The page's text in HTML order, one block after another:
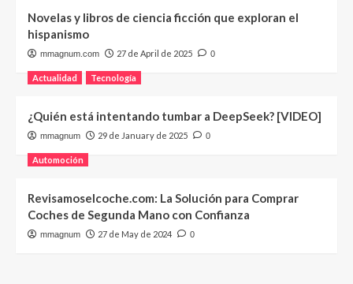
Novelas y libros de ciencia ficción que exploran el
hispanismo
mmagnum.com 27 de April de 2025 0
Actualidad Tecnología
¿Quién está intentando tumbar a DeepSeek? [VIDEO]
mmagnum 29 de January de 2025 0
Automoción
Revisamoselcoche.com: La Solución para Comprar
Coches de Segunda Mano con Confianza
mmagnum 27 de May de 2024 0